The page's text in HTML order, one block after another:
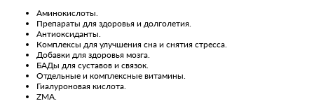
Аминокислоты.
Препараты для здоровья и долголетия.
Антиоксиданты.
Комплексы для улучшения сна и снятия стресса.
Добавки для здоровья мозга.
БАДы для суставов и связок.
Отдельные и комплексные витамины.
Гиалуроновая кислота.
ZMA.